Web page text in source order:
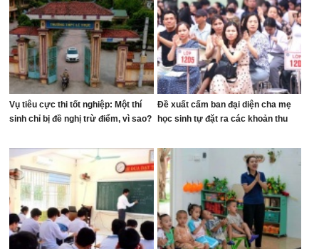
Vụ tiêu cực thi tốt nghiệp: Một thí
sinh chỉ bị đề nghị trừ điểm, vì sao?
Đề xuất cấm ban đại diện cha mẹ
học sinh tự đặt ra các khoản thu